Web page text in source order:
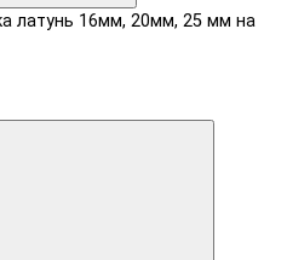
латунь 16мм, 20мм, 25 мм на